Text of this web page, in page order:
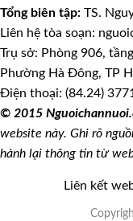
Tổng biên tập: TS.
Liên hệ tòa soạn:
Trụ sở: Phòng 906,
Phường Hà Đông, TP
Điện thoại: (84.24)
© 2015
website này. Ghi rõ
hành lại thông tin từ
Liên kết